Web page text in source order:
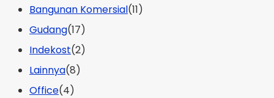
Bangunan Komersial(11)
Gudang(17)
Indekost(2)
Lainnya(8)
Office(4)